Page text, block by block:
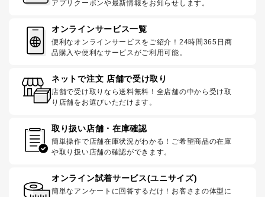
アプリクーポンや最新情報をお知らせします。
オンラインサービス一覧
便利なオンラインサービスをご紹介！24時間365日商
品購入や便利なサービスがご利用可能。
ネットで注文 店舗で受け取り
店舗で受け取りなら送料無料！全店舗の中から受け取
り店舗をお選びいただけます。
取り扱い店舗・在庫確認
簡単操作で店舗在庫状況がわかる！ご希望商品の在庫
や取り扱い店舗の確認ができます。
オンライン試着サービス(ユニサイズ)
簡単なアンケートに回答するだけ！お客さまの体型に